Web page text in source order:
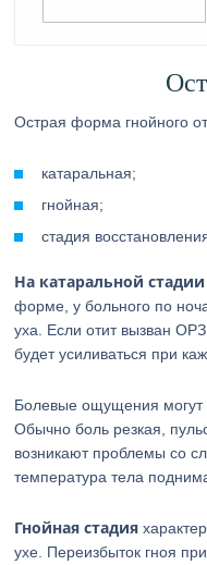
Острая форма гнойного
катаральная;
гнойная;
стадия
На катаральной
форме, у больного по
уха. Если отит вызван
будет усиливаться при
Болевые ощущения могут
Обычно боль резкая,
возникают проблемы со
температура тела
Гнойная стадия
ухе. Переизбыток гноя